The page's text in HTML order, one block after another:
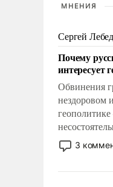
МНЕНИЯ
Сергей
Почему
интересует
Обвинения
нездоровом
геополитике
рационален
обусловлен
3